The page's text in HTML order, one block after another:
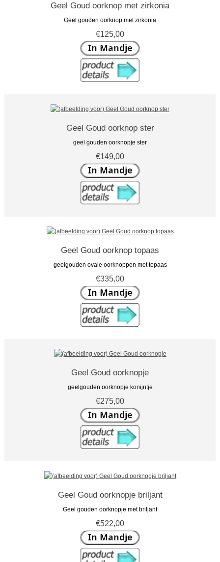
Geel Goud oorknop met zirkonia
Geel gouden oorknop met zirkonia
€125,00
Geel Goud oorknop ster
geel gouden oorknopje ster
€149,00
Geel Goud oorknop topaas
geelgouden ovale oorknoppen met topaas
€335,00
Geel Goud oorknopje
geelgouden oorknopje konijntje
€275,00
Geel Goud oorknopje briljant
Geel gouden oorknopje met briljant
€522,00